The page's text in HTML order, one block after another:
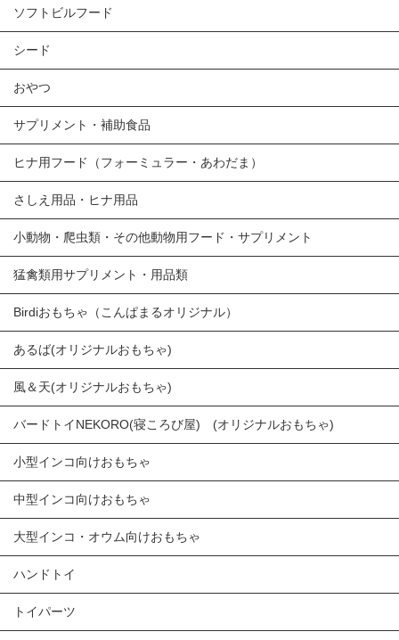
ソフトビルフード
シード
おやつ
サプリメント・補助食品
ヒナ用フード（フォーミュラー・あわだま）
さしえ用品・ヒナ用品
小動物・爬虫類・その他動物用フード・サプリメント
猛禽類用サプリメント・用品類
Birdiおもちゃ（こんぱまるオリジナル）
あるば(オリジナルおもちゃ)
風＆天(オリジナルおもちゃ)
バードトイNEKORO(寝ころび屋) (オリジナルおもちゃ)
小型インコ向けおもちゃ
中型インコ向けおもちゃ
大型インコ・オウム向けおもちゃ
ハンドトイ
トイパーツ